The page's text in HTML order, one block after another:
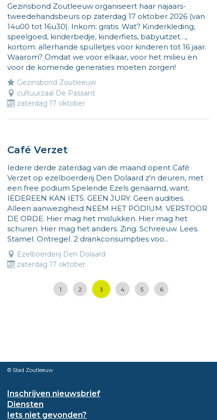
op
www.vliegjemee.be!
Gezinsbond Zoutleeuw organiseert haar najaars-
tweedehandsbeurs op zaterdag 17 oktober 2026 (van
14u00 tot 16u30). Inkom: gratis. Wat? Kinderkleding,
speelgoed, kinderbedje, kinderfiets, babyuitzet…,
kortom: allerhande spulletjes voor kinderen tot 16 jaar.
Waarom? Omdat we voor elkaar, voor het milieu en
voor de komende generaties moeten zorgen!
Gezinsbond Zoutleeuw
cultuurzaal De Passant
zaterdag 17 oktober
Café Verzet
Iedere derde zaterdag van de maand opent Café
Verzet op ezelboerderij Den Dolaard z'n deuren, met
een free podium Spelende Ezels genaamd, want:
IEDEREEN KAN IETS. GEEN JURY. Geen audities.
Alleen aanwezigheid NEEM HET PODIUM. VERSTOOR
DE ORDE. Hier mag het mislukken. Hier mag het
schuren. Hier mag het anders. Zing. Schreeuw. Lees.
Stamel. Ontregel. 2 drankconsumpties voo...
Ezelboerderij Den Dolaard
zaterdag 17 oktober
1 2 3 4 5 6
© Stad Zoutleeuw
Inschrijven nieuwsbrief
Diensten
Iets niet gevonden?